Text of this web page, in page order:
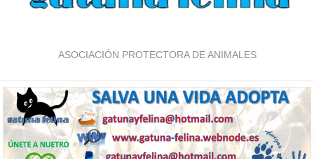
ASOCIACIÓN PROTECTORA DE ANIMALES